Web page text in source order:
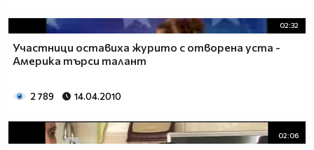
02:32
Участници оставиха журито с отворена уста -
Америка търси талант
2 789 14.04.2010
02:06